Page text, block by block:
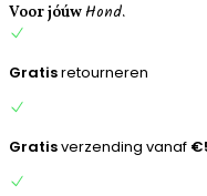
Voor jóúwHond.
Gratisretourneren
Gratisverzending vanaf